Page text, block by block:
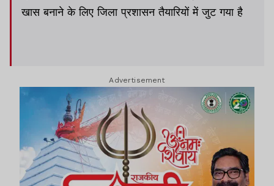
खास बनाने के लिए जिला प्रशासन तैयारियों में जुट गया है
Advertisement